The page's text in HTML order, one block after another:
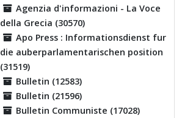
Agenzia d'informazioni - La Voce
della Grecia (30570)
Apo Press : Informationsdienst fur
die auberparlamentarischen position
(31519)
Bulletin (12583)
Bulletin (21596)
Bulletin Communiste (17028)